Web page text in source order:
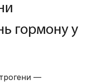
гормону у
—